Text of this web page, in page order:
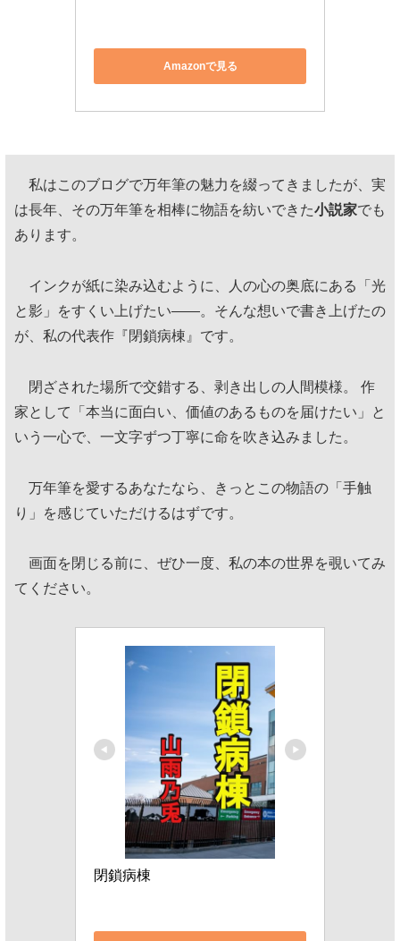
Amazonで見る
私はこのブログで万年筆の魅力を綴ってきましたが、実
は長年、その万年筆を相棒に物語を紡いできた小説家でも
あります。
インクが紙に染み込むように、人の心の奥底にある「光
と影」をすくい上げたい——。そんな想いで書き上げたの
が、私の代表作『閉鎖病棟』です。
閉ざされた場所で交錯する、剥き出しの人間模様。 作
家として「本当に面白い、価値のあるものを届けたい」と
いう一心で、一文字ずつ丁寧に命を吹き込みました。
万年筆を愛するあなたなら、きっとこの物語の「手触
り」を感じていただけるはずです。
画面を閉じる前に、ぜひ一度、私の本の世界を覗いてみ
てください。
閉鎖病棟